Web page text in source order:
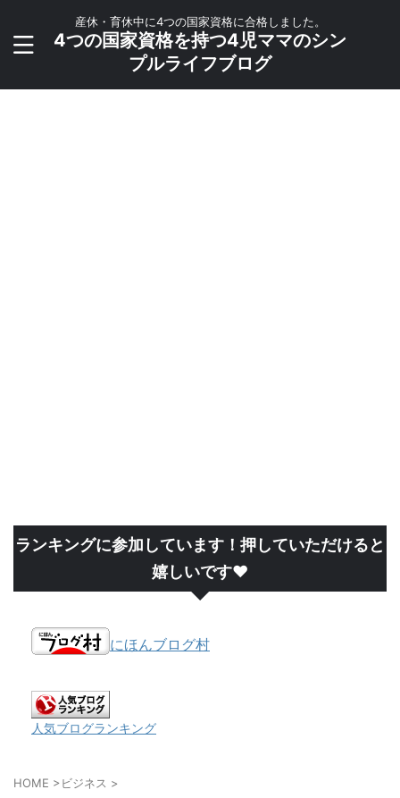
産休・育休中に4つの国家資格に合格しました。
4つの国家資格を持つ4児ママのシン
プルライフブログ
ランキングに参加しています！押していただけると
嬉しいです❤
にほんブログ村
人気ブログランキング
HOME >ビジネス >